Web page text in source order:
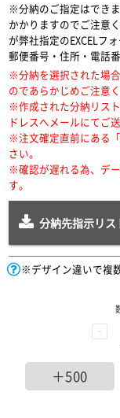
※分納のご指定はでき
かかりますのでご注意
が弊社指定のEXCELフ
郵便番号・住所・電話
※分納を選択された場
のであらかじめご注意く
※作成された分納リス
ドレスへメールにてご
※注文確定直前にある
さい。
※確認が遅れる為、デ
す。
分納先指示リ
※デザイン違いで複
-
＋500